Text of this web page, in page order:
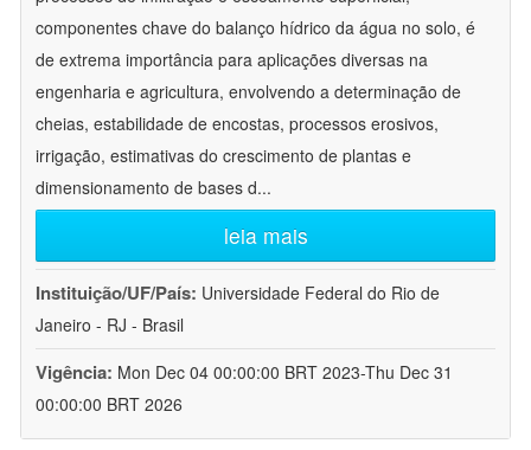
componentes chave do balanço hídrico da água no solo, é
de extrema importância para aplicações diversas na
engenharia e agricultura, envolvendo a determinação de
cheias, estabilidade de encostas, processos erosivos,
irrigação, estimativas do crescimento de plantas e
dimensionamento de bases d...
leia mais
Instituição/UF/País: Universidade Federal do Rio de
Janeiro - RJ - Brasil
Vigência: Mon Dec 04 00:00:00 BRT 2023-Thu Dec 31
00:00:00 BRT 2026